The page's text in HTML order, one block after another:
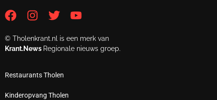
© Tholenkrant.nl is een merk van
Krant.News Regionale nieuws groep.
Restaurants Tholen
Kinderopvang Tholen